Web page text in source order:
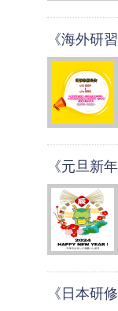
《海外研
《元旦新
《日本研